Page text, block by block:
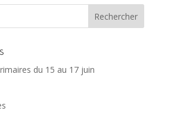
du 15 au 17 juin